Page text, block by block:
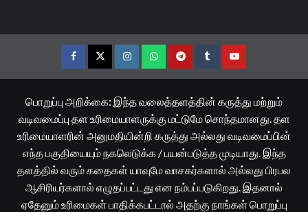
FacebookTwitterInstagramWhatsappTelegramTumblrYouTube
பொறுப்பு அறிக்கை: இந்த வலைத்தளத்தின் கருத்து மற்றும்
வடிவமைப்பு தள உரிமையாளருக்கு மட்டுமே சொந்தமானது. தள
உரிமையாளரின் அனுமதியின்றி கருத்து அல்லது வடிவமைப்பின்
எந்த பகுதியையும் நகலெடுக்க / பயன்படுத்த முடியாது. இந்த
தளத்தில் வரும் கதைகள் யாவுமே வாசகர்களால் அல்லது பிரபல
ஆசிரியர்களால் எழுதப்பட்டது என நம்பப்படுகிறது. இதனால்
ஏதேனும் உரிமைகள் பாதிக்கபட்டால் அதற்கு நாங்கள் பொறுப்பு